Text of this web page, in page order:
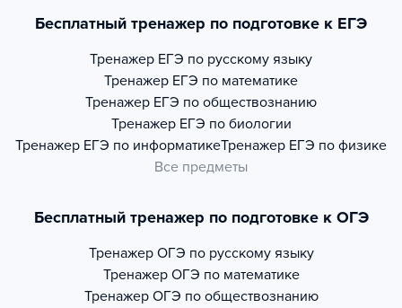
Бесплатный тренажер по подготовке к ЕГЭ
Тренажер ЕГЭ по русскому языку
Тренажер ЕГЭ по математике
Тренажер ЕГЭ по обществознанию
Тренажер ЕГЭ по биологии
Тренажер ЕГЭ по информатикеТренажер ЕГЭ по физике
Все предметы
Бесплатный тренажер по подготовке к ОГЭ
Тренажер ОГЭ по русскому языку
Тренажер ОГЭ по математике
Тренажер ОГЭ по обществознанию